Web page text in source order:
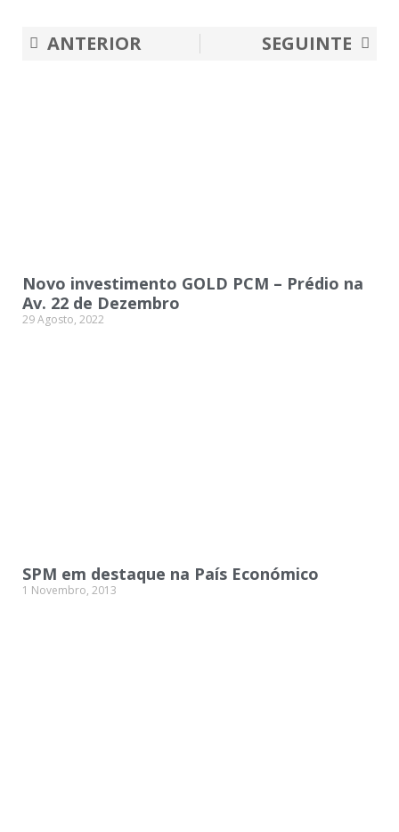
Prev
ANTERIOR SEGUINTE
Novo investimento GOLD PCM – Prédio na
Av. 22 de Dezembro
29 Agosto, 2022
SPM em destaque na País Económico
1 Novembro, 2013